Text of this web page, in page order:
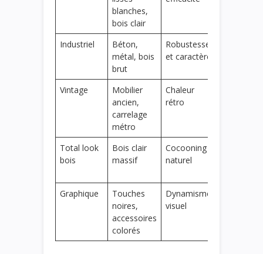
blanches,
bois clair
Industriel
Béton,
métal, bois
brut
Robustesse
et caractère
Vintage
Mobilier
ancien,
carrelage
métro
Chaleur
rétro
Total look
bois
Bois clair
massif
Cocooning
naturel
Graphique
Touches
noires,
accessoires
colorés
Dynamisme
visuel